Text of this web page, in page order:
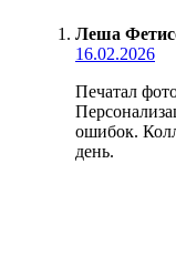
Леша
16.02.2026
Печатал
ошибок.
день.